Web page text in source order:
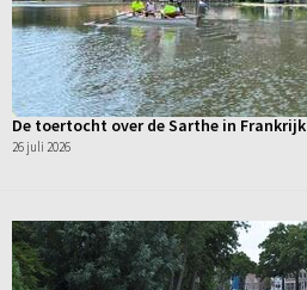
De toertocht over de Sarthe in Frankrijk
26 juli 2026